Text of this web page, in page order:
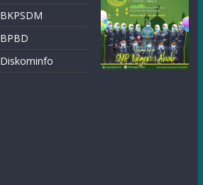
BKPSDM
BPBD
Diskominfo